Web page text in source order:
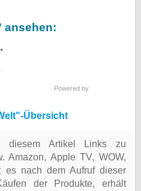
ansehen:
Powered by
Übersicht
diesem Artikel Links zu
Amazon, Apple TV, WOW,
es nach dem Aufruf dieser
der Produkte, erhält